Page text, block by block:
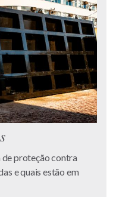
de proteção contra
e quais estão em